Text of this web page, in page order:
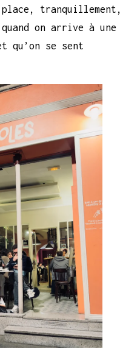
tranquillement,
quand on arrive à une
qu’on se sent